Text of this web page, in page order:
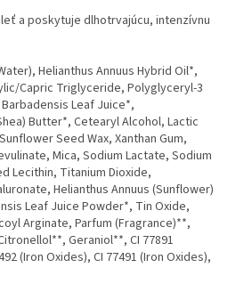
a poskytuje dlhotrvajúcu, intenzívnu
Helianthus Annuus Hybrid Oil*,
Capric Triglyceride, Polyglyceryl-3
Leaf Juice*,
Butter*, Cetearyl Alcohol, Lactic
Seed Wax, Xanthan Gum,
Mica, Sodium Lactate, Sodium
Lecithin, Titanium Dioxide,
Helianthus Annuus (Sunflower)
Leaf Juice Powder*, Tin Oxide,
Arginate, Parfum (Fragrance)**,
Geraniol**, CI 77891
(Iron Oxides), CI 77491 (Iron Oxides),